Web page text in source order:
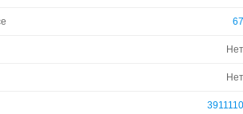
67
Нет
Нет
3911110